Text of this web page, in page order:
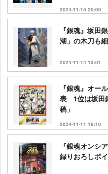
2024-11-15 20:00
『銀魂』坂
湖」の木刀も
2024-11-14 13:01
『銀魂』オー
表 1位は坂田
稿」
2024-11-11 18:10
『銀魂オンシ
録りおろしボ